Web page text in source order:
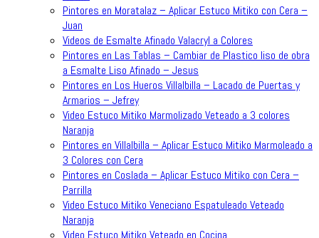
Pintores en Moratalaz – Aplicar Estuco Mitiko con Cera –
Juan
Videos de Esmalte Afinado Valacryl a Colores
Pintores en Las Tablas – Cambiar de Plastico liso de obra
a Esmalte Liso Afinado – Jesus
Pintores en Los Hueros Villalbilla – Lacado de Puertas y
Armarios – Jefrey
Video Estuco Mitiko Marmolizado Veteado a 3 colores
Naranja
Pintores en Villalbilla – Aplicar Estuco Mitiko Marmoleado a
3 Colores con Cera
Pintores en Coslada – Aplicar Estuco Mitiko con Cera –
Parrilla
Video Estuco Mitiko Veneciano Espatuleado Veteado
Naranja
Video Estuco Mitiko Veteado en Cocina